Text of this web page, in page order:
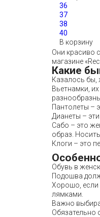
В корзину
Они красиво
магазине
Какие
Казалось бы,
Вьетнамки,
Пантолеты –
Дианеты –
Сабо – это
образ.
Клоги – это
Обувь в
Подошва
Хорошо, если
лямками.
Важно
Обязательно